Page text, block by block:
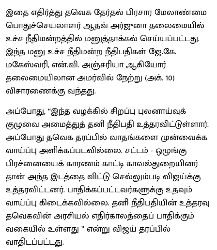
இதை எதிர்த்து தவெக தேர்தல் பிரசார மேலாண்மை
பொதுச்செயலாளர் ஆதவ் அர்ஜுனா தலைமையில்
உச்ச நீதிமன்றத்தில் மனுத்தாக்கல் செய்யப்பட்டது.
இந்த மனு உச்ச நீதிமன்ற நீதிபதிகள் ஜே.கே.
மகேஸ்வரி, என்.வி. அஞ்சரியா ஆகியோர்
தலைமையிலான அமர்வில் நேற்று (அக். 10)
விசாரணைக்கு வந்தது.
அப்போது, “இந்த வழக்​கில் சிறப்பு புல​னாய்​வுக்
குழுவை அமைத்துத் தனி நீதிபதி உத்​தர​விட்​டுள்​ளார்.
அப்போது தவெக தரப்​பில் வாதங்​களை முன்​வைக்க
வாய்ப்​பு அளிக்​கப்பட​வில்​லை. சட்​டம் - ஒழுங்கு
பிரச்னையைக் காரணம் காட்டி காவல்துறையினர்
தான் அந்த இடத்தை விட்டு செல்​லும்​படி விஜய்க்கு
உத்​தர​விட்​டனர். பாதிக்​கப்​பட்​ட​வர்​களுக்கு உதவும்
வாய்ப்பு கிடைக்​க​வில்​லை. தனி நீதிபதியின் உத்தரவு
தவெகவின் அரசியல் எதிர்காலத்தைப் பாதிக்கும்
வகையில் உள்ளது ” என்று விஜய் தரப்பில்
வாதிடப்பட்டது.